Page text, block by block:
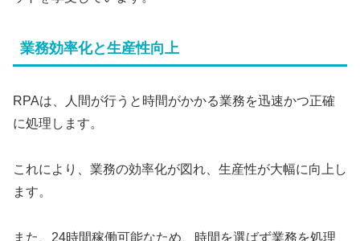
業務効率化と生産性向上
RPAは、人間が行うと時間がかかる業務を迅速かつ正確
に処理します。
これにより、業務の効率化が図れ、生産性が大幅に向上し
ます。
また、24時間稼働可能なため、時間を選ばず業務を処理